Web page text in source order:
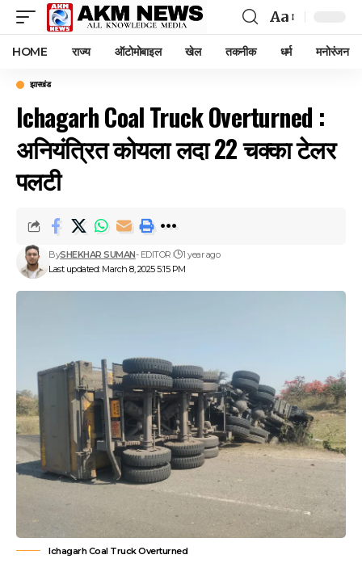
Font
Resizer
Aa
HOME राज्य ऑटोमोबाइल खेल तकनीक धर्म मनोरंजन
झारखंड
Ichagarh Coal Truck Overturned :
अनियंत्रित कोयला लदा 22 चक्का टेलर
पलटी
Last updated: March 8, 2025 5:15 PM
BySHEKHAR SUMAN- EDITOR 1 year ago
Ichagarh Coal Truck Overturned